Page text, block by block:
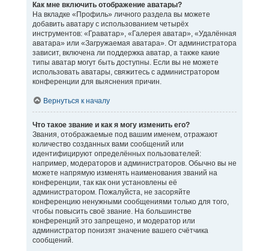
Как мне включить отображение аватары?
На вкладке «Профиль» личного раздела вы можете
добавить аватару с использованием четырёх
инструментов: «Граватар», «Галерея аватар», «Удалённая
аватара» или «Загружаемая аватара». От администратора
зависит, включена ли поддержка аватар, а также какие
типы аватар могут быть доступны. Если вы не можете
использовать аватары, свяжитесь с администратором
конференции для выяснения причин.
Вернуться к началу
Что такое звание и как я могу изменить его?
Звания, отображаемые под вашим именем, отражают
количество созданных вами сообщений или
идентифицируют определённых пользователей:
например, модераторов и администраторов. Обычно вы не
можете напрямую изменять наименования званий на
конференции, так как они установлены её
администратором. Пожалуйста, не засоряйте
конференцию ненужными сообщениями только для того,
чтобы повысить своё звание. На большинстве
конференций это запрещено, и модератор или
администратор понизят значение вашего счётчика
сообщений.